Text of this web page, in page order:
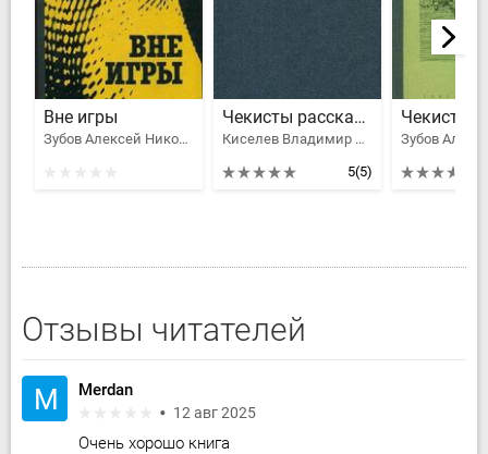
Вне игры
Зубов Алексей Николаевич, Леров Леонид Моисеевич
Чекисты рассказывают. Книга 6-я
Киселев Владимир Леонтьевич, Зубов Алексей Николаевич, Леров Леонид Моисеевич, Авдеев Алексей Иванович, Гладков Теодор Кириллович, Корбов Дмитрий, Ананьин Сергей, Стекляр Борис Ефимович, Зотов Евгений, Востоков Владимир Владимирович
5(5)
Отзывы читателей
M Merdan
12 авг 2025
Очень хорошо книга